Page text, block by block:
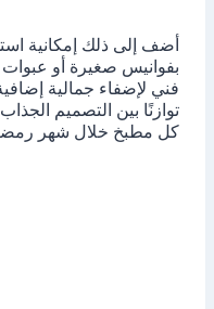
أضف إلى ذلك إمكانية
بفوانيس صغيرة أو عبوات
فني لإضفاء جمالية
توازنًا بين التصميم
كل مطبخ خلال شهر